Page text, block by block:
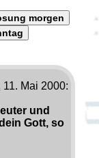
morgen
Mai 2000:
und
Gott, so